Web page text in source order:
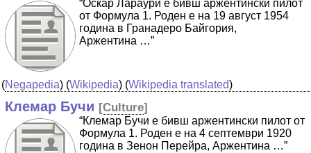
“Оскар Лараури е бивш аржентински пилот
от Формула 1. Роден е на 19 август 1954
година в Гранадеро Байгория,
Аржентина …”
(Negapedia) (Wikipedia) (Wikipedia translated)
Клемар Бучи [Culture]
“Клемар Бучи е бивш аржентински пилот от
Формула 1. Роден е на 4 септември 1920
година в Зенон Перейра, Аржентина …”